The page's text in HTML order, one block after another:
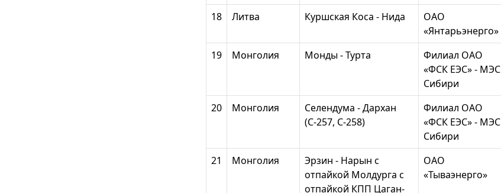
18 Литва Куршская Коса - Нида
ОАО
«Янтарьэнерго»
19 Монголия Монды - Турта
Филиал ОАО
«ФСК ЕЭС» - МЭС
Сибири
20 Монголия
Селендума - Дархан
(С-257, С-258)
Филиал ОАО
«ФСК ЕЭС» - МЭС
Сибири
21 Монголия
Эрзин - Нарын с
отпайкой Молдурга с
отпайкой КПП Цаган-
ОАО
«Тываэнерго»